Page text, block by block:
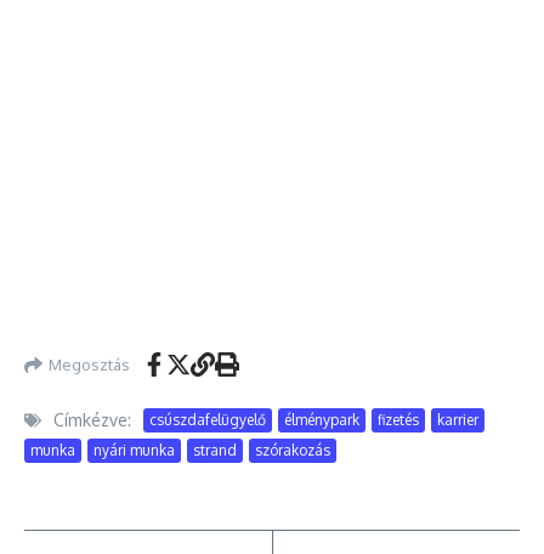
Megosztás
Címkézve: csúszdafelügyelő élménypark fizetés
karrier
munka
nyári munka strand szórakozás